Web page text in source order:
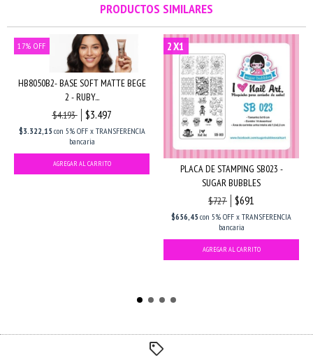
PRODUCTOS SIMILARES
17% OFF
HB8050B2- BASE SOFT MATTE BEGE
2 - RUBY...
$4.193
$3.497
$3.322,15 con 5% OFF x TRANSFERENCIA
bancaria
2X1
PLACA DE STAMPING SB023 -
SUGAR BUBBLES
$727
$691
$656,45 con 5% OFF x TRANSFERENCIA
bancaria